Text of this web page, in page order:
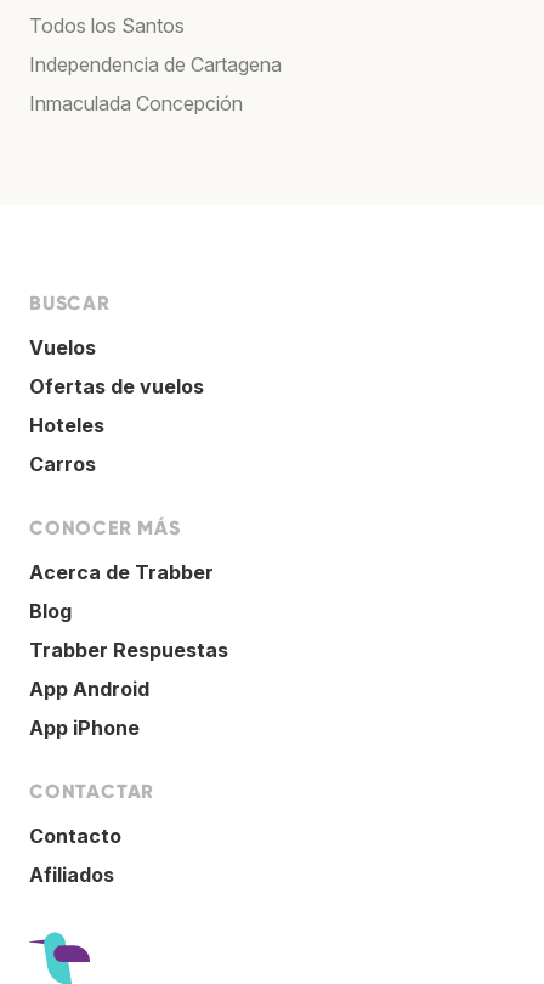
Todos los Santos
Independencia de Cartagena
Inmaculada Concepción
BUSCAR
Vuelos
Ofertas de vuelos
Hoteles
Carros
CONOCER MÁS
Acerca de Trabber
Blog
Trabber Respuestas
App Android
App iPhone
CONTACTAR
Contacto
Afiliados